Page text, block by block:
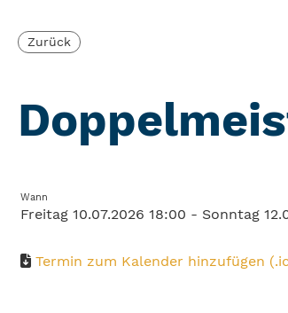
Zurück
Wann
Freitag 10.07.2026 18:00 - Sonntag
Termin zum Kalender hinzufügen